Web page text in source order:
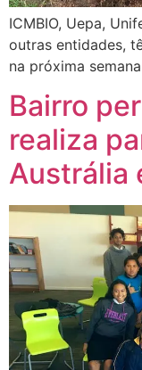
ICMBIO, Uepa,
outras entidades,
na próxima semana
Bairro
realiza
Austrália